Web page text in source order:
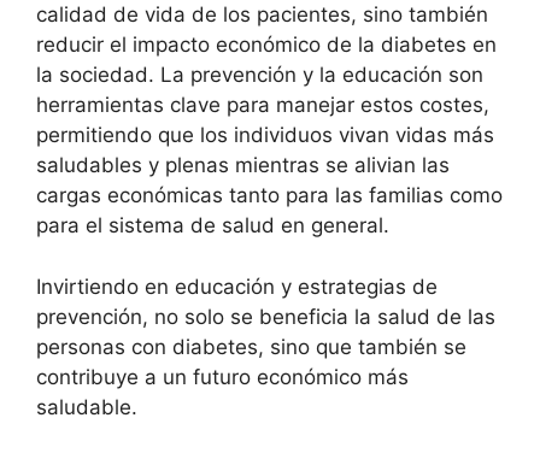
calidad de vida de los pacientes, sino también
reducir el impacto económico de la diabetes en
la sociedad. La prevención y la educación son
herramientas clave para manejar estos costes,
permitiendo que los individuos vivan vidas más
saludables y plenas mientras se alivian las
cargas económicas tanto para las familias como
para el sistema de salud en general.
Invirtiendo en educación y estrategias de
prevención, no solo se beneficia la salud de las
personas con diabetes, sino que también se
contribuye a un futuro económico más
saludable.